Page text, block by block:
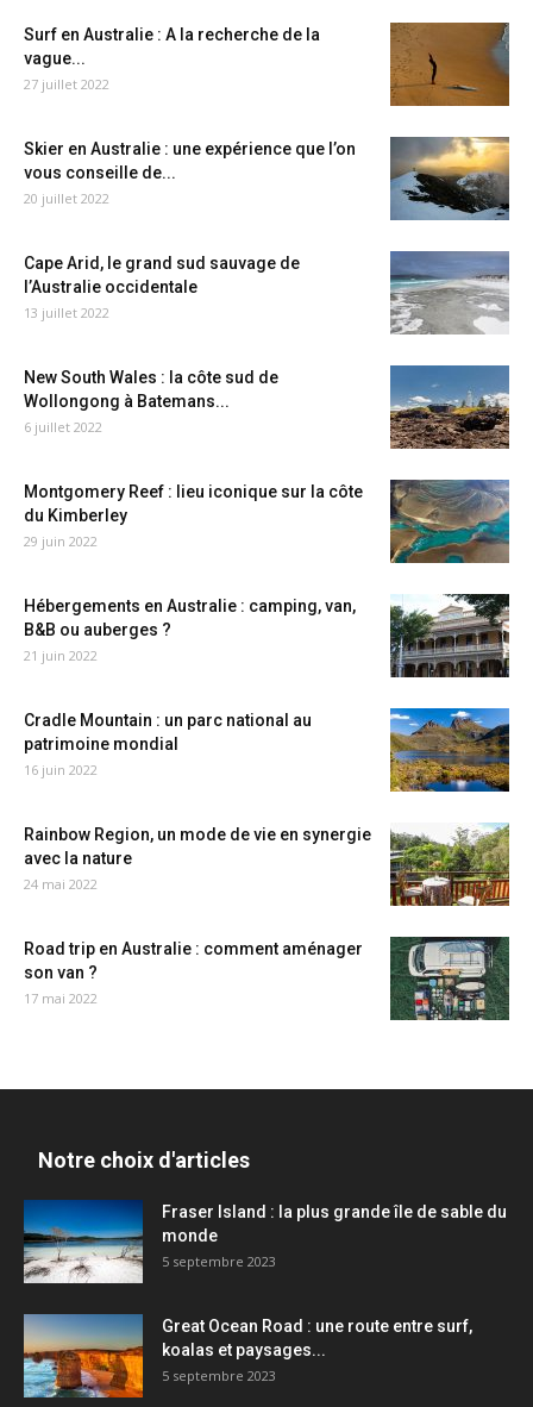
Surf en Australie : A la recherche de la
vague...
27 juillet 2022
Skier en Australie : une expérience que l’on
vous conseille de...
20 juillet 2022
Cape Arid, le grand sud sauvage de
l’Australie occidentale
13 juillet 2022
New South Wales : la côte sud de
Wollongong à Batemans...
6 juillet 2022
Montgomery Reef : lieu iconique sur la côte
du Kimberley
29 juin 2022
Hébergements en Australie : camping, van,
B&B ou auberges ?
21 juin 2022
Cradle Mountain : un parc national au
patrimoine mondial
16 juin 2022
Rainbow Region, un mode de vie en synergie
avec la nature
24 mai 2022
Road trip en Australie : comment aménager
son van ?
17 mai 2022
Notre choix d'articles
Fraser Island : la plus grande île de sable du
monde
5 septembre 2023
Great Ocean Road : une route entre surf,
koalas et paysages...
5 septembre 2023